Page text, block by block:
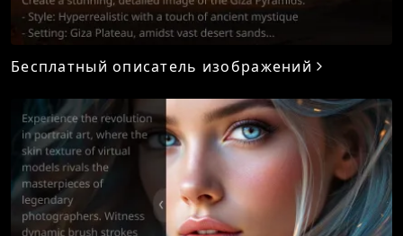
Бесплатный описатель изображений